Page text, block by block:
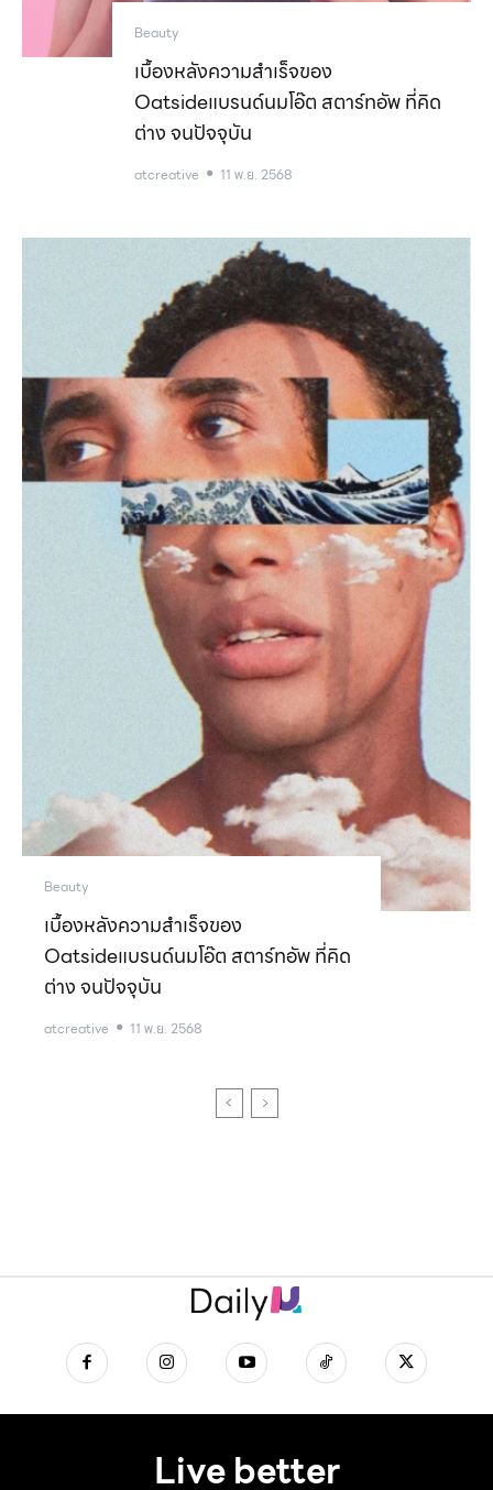
Beauty
เบื้องหลังความสำเร็จของ
Oatsideแบรนด์นมโอ๊ต สตาร์ทอัพ ที่คิด
ต่าง จนปัจจุบัน
atcreative 11 พ.ย. 2568
Beauty
เบื้องหลังความสำเร็จของ
Oatsideแบรนด์นมโอ๊ต สตาร์ทอัพ ที่คิด
ต่าง จนปัจจุบัน
atcreative 11 พ.ย. 2568
Live better